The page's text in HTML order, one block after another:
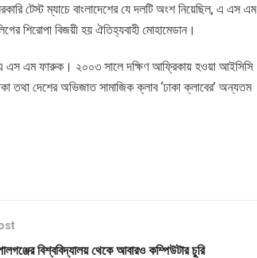
টেস্ট ম্যাচে বাংলাদেশের যে দলটি অংশ নিয়েছিল, এ এস এম
শিরোপা বিজয়ী হয় ঐতিহ্যবাহী মোহামেডান।
এ এস এম ফারুক। ২০০৩ সালে দক্ষিণ আফ্রিকায় হওয়া আইসিসি
তথা দেশের অভিজাত সামাজিক ক্লাব ‘ঢাকা ক্লাবের’ অন্যতম
বিশ্ববিদ্যালয় থেকে আবারও কম্পিউটার চুরি